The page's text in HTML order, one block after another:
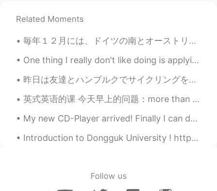
CN DE
加油😄
阿筠 2019.04.17 10:36
我也在准备英语考试😂
2019.04.17 10:36
CN EN
Related Moments
毎年１２月には、ドイツの南とオーストリアでクランプスということがあります。クランプスは、伝説の怖い生物です。通りを歩きながら悪い子供に罰を与えます。主に木の棒で子供や女性を打ちます。僕はドイツの...
One thing I really don't like doing is applying for modules~My god it's so annoying and time cons...
昨日は友達とハンブルクでサイクリングをしました。良い天気でした。少し暖かったので、春の感じでした。😄 しかしレストランやお店全部閉まっています。ハンブルクで毎年11月からクリスマスマーケットがあ...
英式英语的课 今天早上的问题：more than plenty 这个英文说法是什么意思？ Plenty - 很多/足够/不少 比如说： A: should we hurry up? B: ...
My new CD-Player arrived! Finally I can do the listening exercises in my textbooks but I can't us...
Introduction to Dongguk University ! https://m.youtube.com/watch?v=YN8abFzNyM4&feature=share C...
Follow us